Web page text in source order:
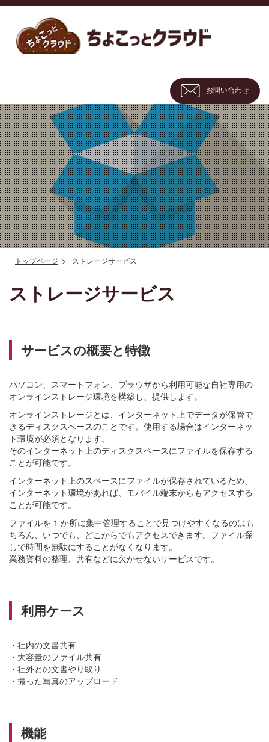
お問い合わせ
トップページ ストレージサービス
ストレージサービス
サービスの概要と特徴
パソコン、スマートフォン、ブラウザから利用可能な自社専用の
オンラインストレージ環境を構築し、提供します。
オンラインストレージとは、インターネット上でデータが保管で
きるディスクスペースのことです。使用する場合はインターネッ
ト環境が必須となります。
そのインターネット上のディスクスペースにファイルを保存する
ことが可能です。
インターネット上のスペースにファイルが保存されているため、
インターネット環境があれば、モバイル端末からもアクセスする
ことが可能です。
ファイルを 1 か所に集中管理することで見つけやすくなるのはも
ちろん、いつでも、どこからでもアクセスできます。ファイル探
しで時間を無駄にすることがなくなります。
業務資料の整理、共有などに欠かせないサービスです。
利用ケース
・社内の文書共有
・大容量のファイル共有
・社外との文書やり取り
・撮った写真のアップロード
機能